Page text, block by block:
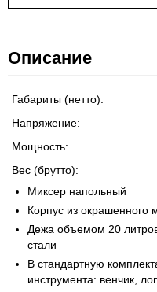
Описание
Габариты (нетто):
Напряжение:
Мощность:
Вес (брутто):
Миксер напольный
Корпус из окрашенного
Дежа объемом 20
стали
В стандартную
инструмента: венчик,